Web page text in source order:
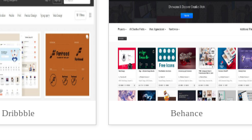
就是专门这个一个原创正版图片素材平台，让设计师寻找素
额赔付，平台对作品版权永久担保，拒绝任何版权困扰
时付款，真正的互联网式图片解决方案
Dribbble Behance